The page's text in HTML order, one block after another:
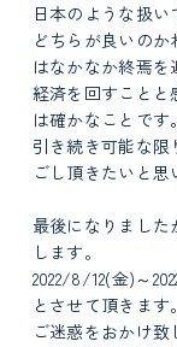
日本のような扱い
どちらが良いの
はなかなか終焉を
経済を回すことと
は確かなことです。
引き続き可能な
ごし頂きたいと思
最後になりまし
します。
2022/8/12(金)～
とさせて頂きます。
ご迷惑をおかけ